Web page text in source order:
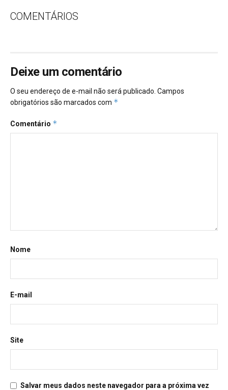
COMENTÁRIOS
Deixe um comentário
O seu endereço de e-mail não será publicado. Campos
obrigatórios são marcados com *
Comentário *
Nome
E-mail
Site
Salvar meus dados neste navegador para a próxima vez